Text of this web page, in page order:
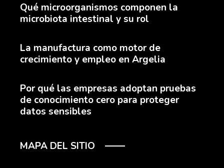
Qué microorganismos componen la
microbiota intestinal y su rol
La manufactura como motor de
crecimiento y empleo en Argelia
Por qué las empresas adoptan pruebas
de conocimiento cero para proteger
datos sensibles
MAPA DEL SITIO